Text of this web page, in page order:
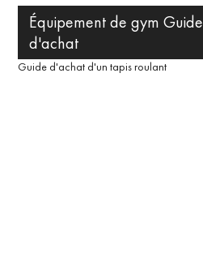
Équipement de gym Guide
d'achat
Guide d'achat d'un tapis roulant